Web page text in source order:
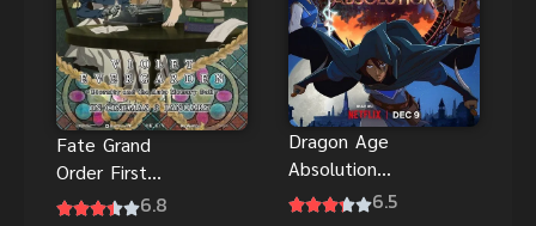
Fate Grand
Order First
Order ซับไทย
6.8
Dragon Age
Absolution
ดราก้อน เอจ6.5